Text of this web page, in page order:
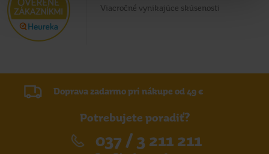
Viacročné vynikajúce skúsenosti
Doprava zadarmo pri nákupe od 49 €
Potrebujete poradiť?
037 / 3 211 211